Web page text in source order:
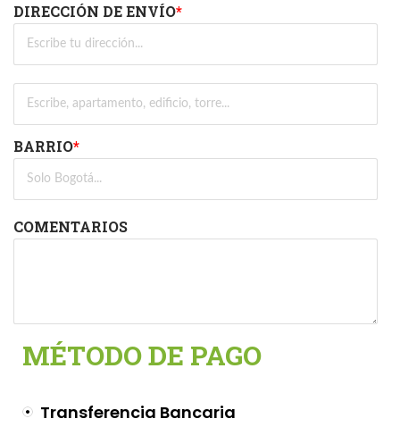
DIRECCIÓN DE ENVÍO*
BARRIO*
COMENTARIOS
MÉTODO DE PAGO
Transferencia Bancaria